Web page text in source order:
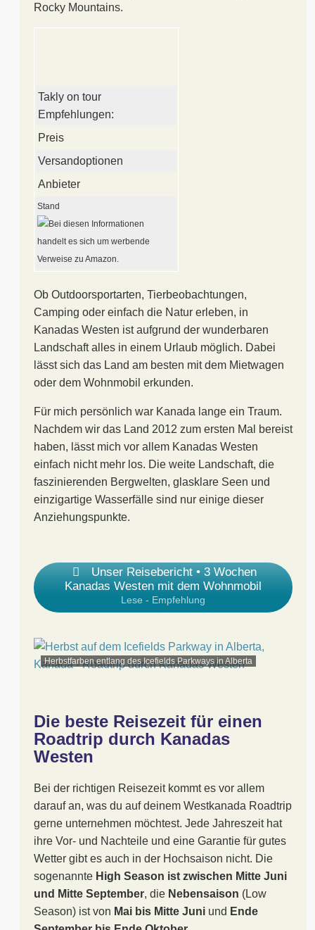
Rocky Mountains.
Takly on tour
Empfehlungen:
Preis
Versandoptionen
Anbieter
Stand
Ob Outdoorsportarten, Tierbeobachtungen,
Camping oder einfach die Natur erleben, in
Kanadas Westen ist aufgrund der wunderbaren
Landschaft alles in einem Urlaub möglich. Dabei
lässt sich das Land am besten mit dem Mietwagen
oder dem Wohnmobil erkunden.
Für mich persönlich war Kanada lange ein Traum.
Nachdem wir das Land 2012 zum ersten Mal bereist
haben, lässt mich vor allem Kanadas Westen
einfach nicht mehr los. Die weite Landschaft, die
faszinierenden Bergwelten, glasklare Seen und
einzigartige Wasserfälle sind nur einige dieser
Anziehungspunkte.
Unser Reisebericht • 3 Wochen
Kanadas Westen mit dem Wohnmobil
Lese - Empfehlung
Herbstfarben entlang des Icefields Parkways in Alberta
Die beste Reisezeit für einen
Roadtrip durch Kanadas
Westen
Bei der richtigen Reisezeit kommt es vor allem
darauf an, was du auf deinem Westkanada Roadtrip
gerne unternehmen möchtest. Jede Jahreszeit hat
ihre Vor- und Nachteile und eine Garantie für gutes
Wetter gibt es auch in der Hochsaison nicht. Die
sogenannte High Season ist zwischen Mitte Juni
und Mitte September, die Nebensaison (Low
Season) ist von Mai bis Mitte Juni und Ende